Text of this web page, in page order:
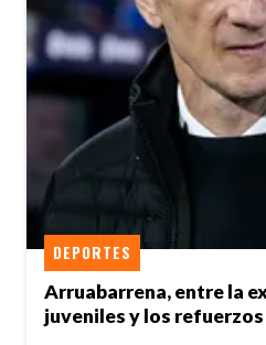
Arruabarrena, entre la
juveniles y los refuerzos
DEPORTES